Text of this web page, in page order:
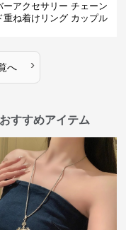
ーアクセサリー チェーン
重ね着けリング カップル
へ ›
すすめアイテム